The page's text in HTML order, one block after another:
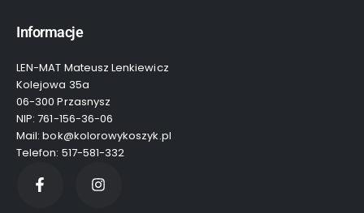
Informacje
LEN-MAT Mateusz Lenkiewicz
Kolejowa 35a
06-300 Przasnysz
NIP: 761-156-36-06
Mail: bok@kolorowykoszyk.pl
Telefon: 517-581-332